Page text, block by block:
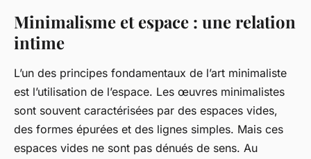
Minimalisme et espace : une relation
intime
L’un des principes fondamentaux de l’art minimaliste
est l’utilisation de l’espace. Les œuvres minimalistes
sont souvent caractérisées par des espaces vides,
des formes épurées et des lignes simples. Mais ces
espaces vides ne sont pas dénués de sens. Au